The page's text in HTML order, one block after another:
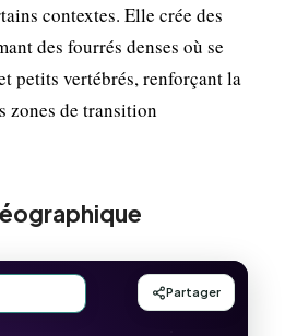
contextes. Elle crée des
des fourrés denses où se
petits vertébrés, renforçant la
zones de transition